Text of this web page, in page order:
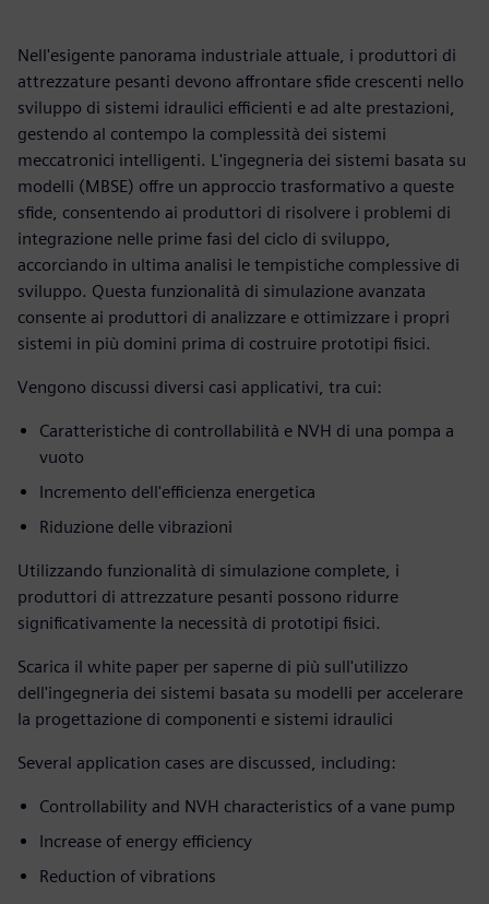
Nell'esigente panorama industriale attuale, i produttori di
attrezzature pesanti devono affrontare sfide crescenti nello
sviluppo di sistemi idraulici efficienti e ad alte prestazioni,
gestendo al contempo la complessità dei sistemi
meccatronici intelligenti. L'ingegneria dei sistemi basata su
modelli (MBSE) offre un approccio trasformativo a queste
sfide, consentendo ai produttori di risolvere i problemi di
integrazione nelle prime fasi del ciclo di sviluppo,
accorciando in ultima analisi le tempistiche complessive di
sviluppo. Questa funzionalità di simulazione avanzata
consente ai produttori di analizzare e ottimizzare i propri
sistemi in più domini prima di costruire prototipi fisici.
Vengono discussi diversi casi applicativi, tra cui:
Caratteristiche di controllabilità e NVH di una pompa a
vuoto
Incremento dell'efficienza energetica
Riduzione delle vibrazioni
Utilizzando funzionalità di simulazione complete, i
produttori di attrezzature pesanti possono ridurre
significativamente la necessità di prototipi fisici.
Scarica il white paper per saperne di più sull'utilizzo
dell'ingegneria dei sistemi basata su modelli per accelerare
la progettazione di componenti e sistemi idraulici
Several application cases are discussed, including:
Controllability and NVH characteristics of a vane pump
Increase of energy efficiency
Reduction of vibrations